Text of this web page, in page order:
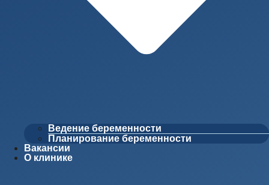
Ведение беременности
Планирование беременности
Вакансии
О клинике